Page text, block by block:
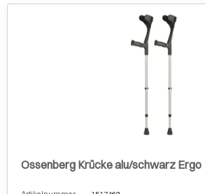
Ossenberg Krücke alu/schwarz Ergo